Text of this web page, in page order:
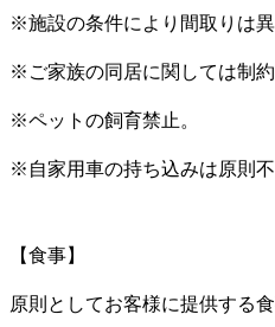
※施設の条件により間取りは異
※ご家族の同居に関しては制
※ペットの飼育禁止。
※自家用車の持ち込みは原則不
【食事】
原則としてお客様に提供する